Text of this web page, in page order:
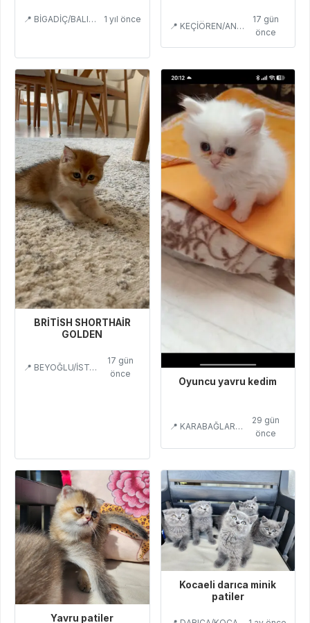
📍 BİGADİÇ/BALIKESİR 1 yıl önce
📍 KEÇİÖREN/ANKARA
17 gün
önce
BRİTİSH SHORTHAİR
GOLDEN
📍 BEYOĞLU/İSTANBUL
17 gün
önce
Oyuncu yavru kedim
📍 KARABAĞLAR/İZMİR
29 gün
önce
Yavru patiler
Kocaeli darıca minik
patiler